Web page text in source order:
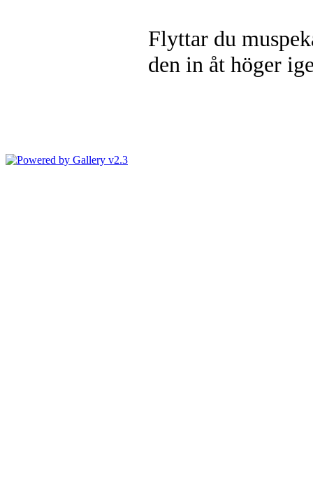
Flyttar du
den in åt höger